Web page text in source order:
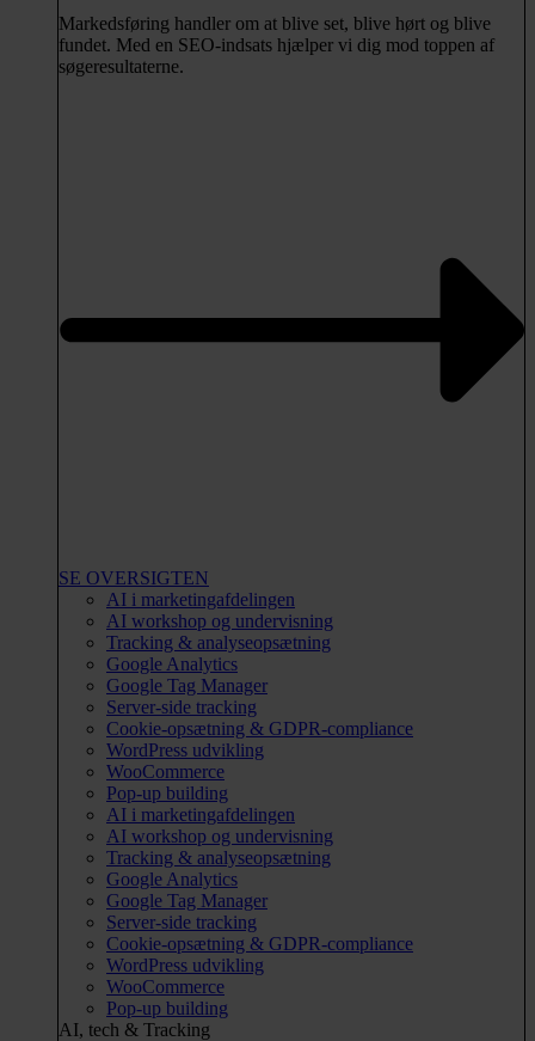
Markedsføring handler om at blive set, blive hørt og blive
fundet. Med en SEO-indsats hjælper vi dig mod toppen af
søgeresultaterne.
SE OVERSIGTEN
AI i marketingafdelingen
AI workshop og undervisning
Tracking & analyseopsætning
Google Analytics
Google Tag Manager
Server-side tracking
Cookie-opsætning & GDPR-compliance
WordPress udvikling
WooCommerce
Pop-up building
AI i marketingafdelingen
AI workshop og undervisning
Tracking & analyseopsætning
Google Analytics
Google Tag Manager
Server-side tracking
Cookie-opsætning & GDPR-compliance
WordPress udvikling
WooCommerce
Pop-up building
AI, tech & Tracking